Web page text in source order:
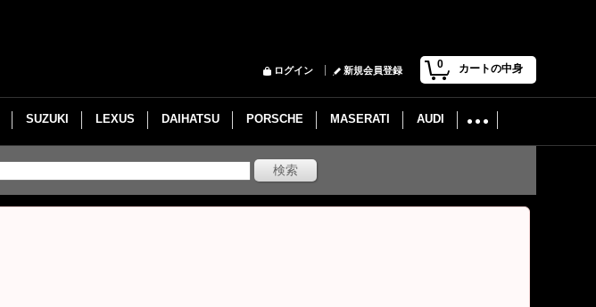
0 カートの中身
ログイン 新規会員登録
SUZUKI LEXUS DAIHATSU PORSCHE MASERATI AUDI